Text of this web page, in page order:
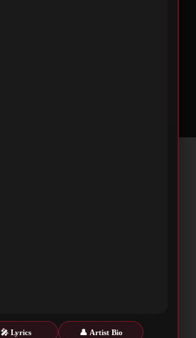
🎤 Lyrics 👤 Artist Bio